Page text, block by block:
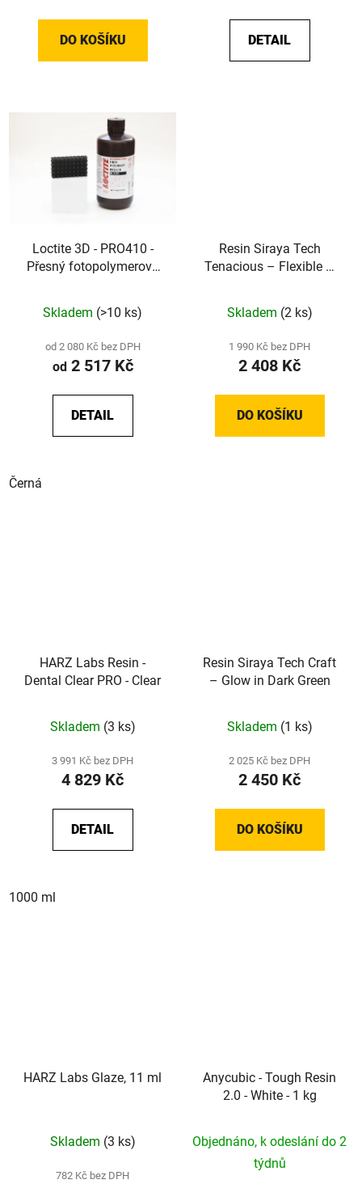
DO KOŠÍKU DETAIL
Loctite 3D - PRO410 -
Přesný fotopolymerový
Skladem (>10 ks)
od 2 080 Kč bez DPH
od2 517 Kč
DETAIL
Černá
Resin Siraya Tech
Tenacious – Flexible –
Skladem (2 ks)
1 990 Kč bez DPH
2 408 Kč
DO KOŠÍKU
HARZ Labs Resin -
Dental Clear PRO - Clear
Skladem (3 ks)
3 991 Kč bez DPH
4 829 Kč
DETAIL
1000 ml
Resin Siraya Tech Craft
– Glow in Dark Green
Skladem (1 ks)
2 025 Kč bez DPH
2 450 Kč
DO KOŠÍKU
HARZ Labs Glaze, 11 ml
Skladem (3 ks)
782 Kč bez DPH
Anycubic - Tough Resin
2.0 - White - 1 kg
Objednáno, k odeslání do 2
týdnů